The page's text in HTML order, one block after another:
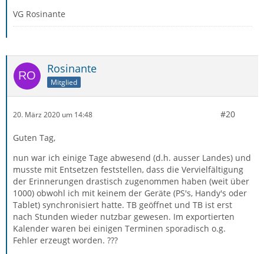
VG Rosinante
Rosinante
Mitglied
20. März 2020 um 14:48 #20
Guten Tag,
nun war ich einige Tage abwesend (d.h. ausser Landes) und
musste mit Entsetzen feststellen, dass die Vervielfältigung
der Erinnerungen drastisch zugenommen haben (weit über
1000) obwohl ich mit keinem der Geräte (PS's, Handy's oder
Tablet) synchronisiert hatte. TB geöffnet und TB ist erst
nach Stunden wieder nutzbar gewesen. Im exportierten
Kalender waren bei einigen Terminen sporadisch o.g.
Fehler erzeugt worden. ???